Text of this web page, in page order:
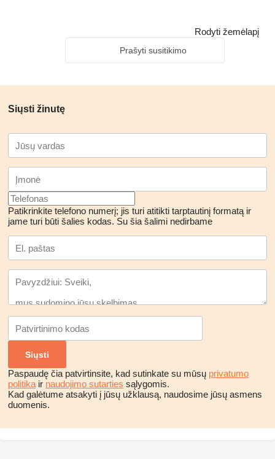
Rodyti žemėlapį
Prašyti susitikimo
Siųsti žinutę
Patikrinkite telefono numerį; jis turi atitikti tarptautinį formatą ir
jame turi būti šalies kodas. Su šia šalimi nedirbame
Paspaudę čia patvirtinsite, kad sutinkate su mūsų privatumo
politika ir naudojimo sutarties sąlygomis.
Kad galėtume atsakyti į jūsų užklausą, naudosime jūsų asmens
duomenis.